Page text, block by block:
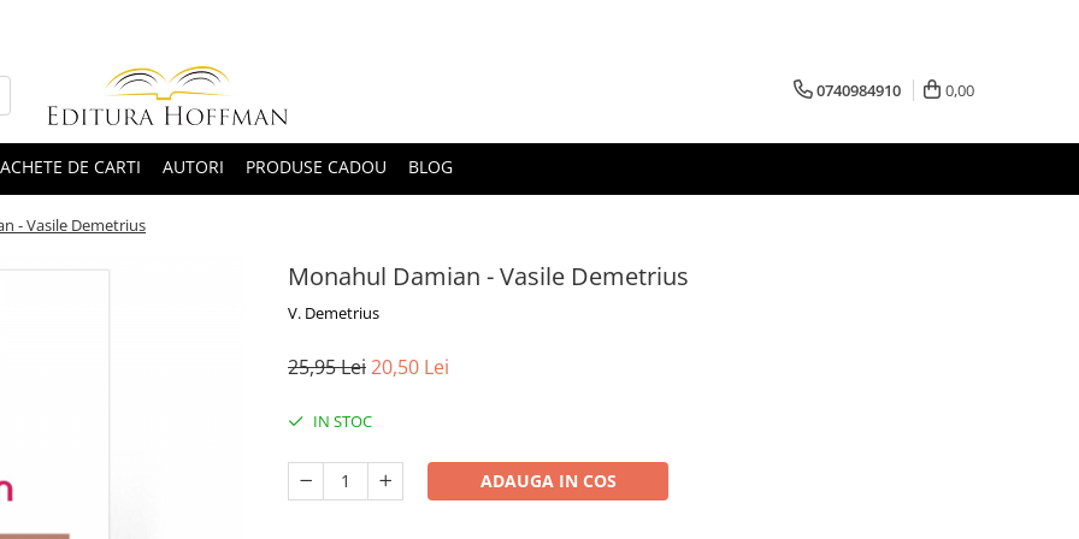
0740984910 0,00
DE CARTI AUTORI PRODUSE CADOU BLOG
- Vasile Demetrius
Monahul Damian - Vasile Demetrius
V. Demetrius
25,95 Lei20,50 Lei
IN STOC
ADAUGA IN COS